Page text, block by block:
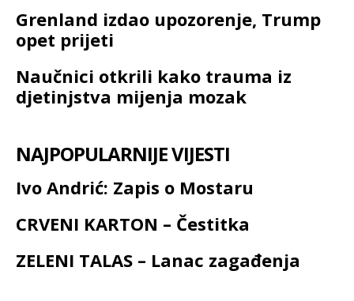
Grenland izdao upozorenje, Trump
opet prijeti
Naučnici otkrili kako trauma iz
djetinjstva mijenja mozak
NAJPOPULARNIJE VIJESTI
Ivo Andrić: Zapis o Mostaru
CRVENI KARTON – Čestitka
ZELENI TALAS – Lanac zagađenja